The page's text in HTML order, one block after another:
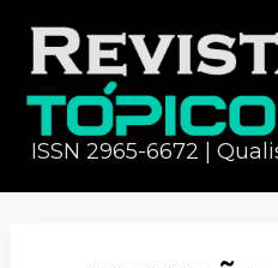
ISSN 2965-6672 |